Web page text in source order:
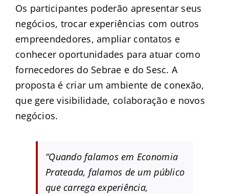
Os participantes poderão apresentar seus
negócios, trocar experiências com outros
empreendedores, ampliar contatos e
conhecer oportunidades para atuar como
fornecedores do Sebrae e do Sesc. A
proposta é criar um ambiente de conexão,
que gere visibilidade, colaboração e novos
negócios.
“Quando falamos em Economia
Prateada, falamos de um público
que carrega experiência,